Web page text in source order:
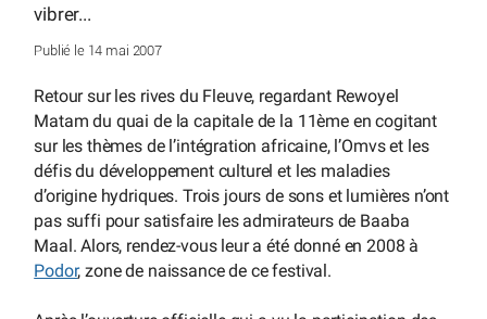
vibrer...
Publié le 14 mai 2007
Retour sur les rives du Fleuve, regardant Rewoyel
Matam du quai de la capitale de la 11ème en cogitant
sur les thèmes de l’intégration africaine, l’Omvs et les
défis du développement culturel et les maladies
d’origine hydriques. Trois jours de sons et lumières n’ont
pas suffi pour satisfaire les admirateurs de Baaba
Maal. Alors, rendez-vous leur a été donné en 2008 à
Podor, zone de naissance de ce festival.